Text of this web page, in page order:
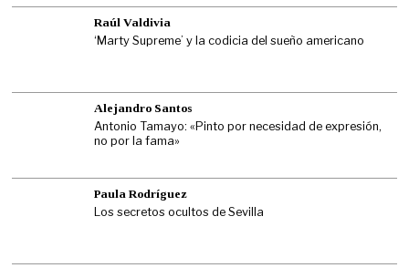
Raúl Valdivia
‘Marty Supreme’ y la codicia del sueño americano
Alejandro Santos
Antonio Tamayo: «Pinto por necesidad de expresión,
no por la fama»
Paula Rodríguez
Los secretos ocultos de Sevilla